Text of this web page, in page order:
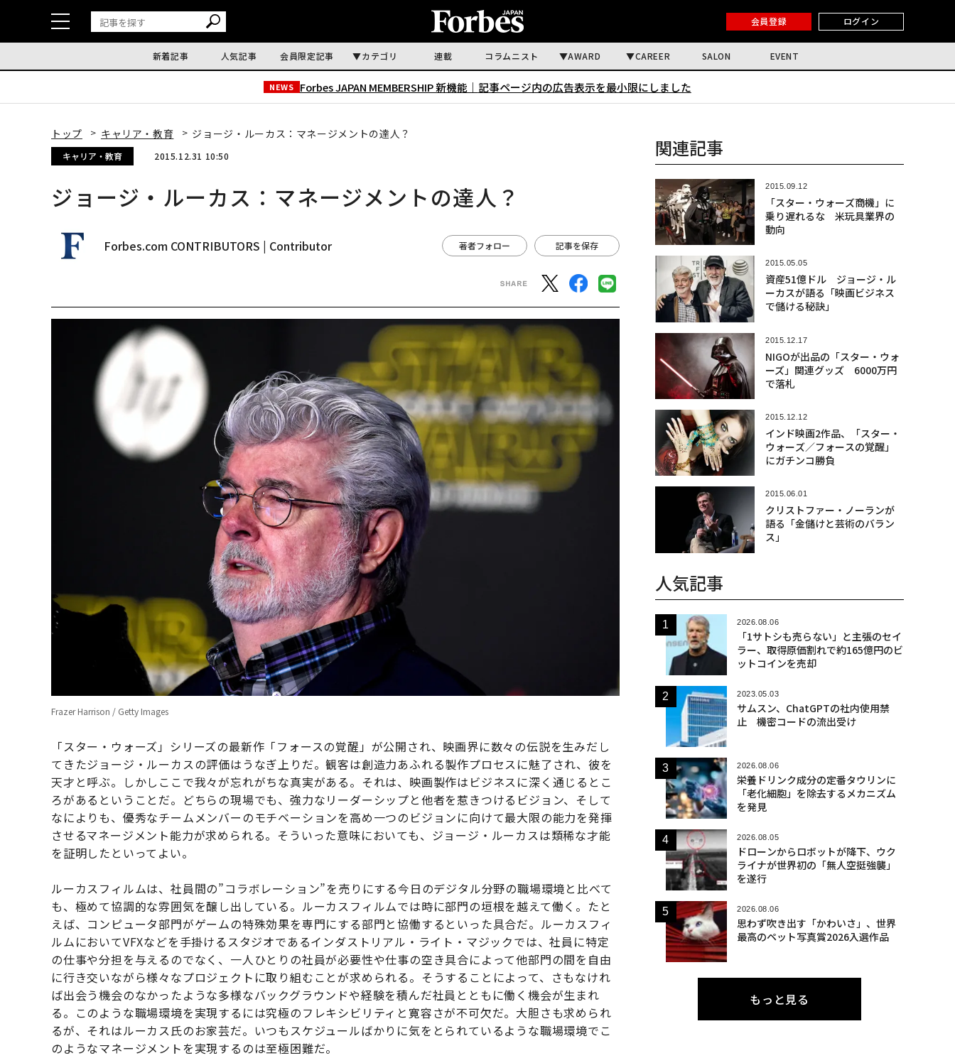
会員登録 ログイン
新着記事 人気記事 会員限定記事 カテゴリ 連載 コラムニスト AWARD CAREER SALON EVENT
NEWS Forbes JAPAN MEMBERSHIP 新機能｜ 記事ページ内の広告表示を最小限にしました
トップ キャリア・教育 ジョージ・ルーカス：マネージメントの達人？
キャリア・教育 2015.12.31 10:50
ジョージ・ルーカス：マネージメントの達人？
Forbes.com CONTRIBUTORS | Contributor 著者フォロー 記事を保存
Frazer Harrison / Getty Images
「スター・ウォーズ」シリーズの最新作「フォースの覚醒」が公開され、映画界に数々の伝説を生みだし
てきたジョージ・ルーカスの評価はうなぎ上りだ。観客は創造力あふれる製作プロセスに魅了され、彼を
天才と呼ぶ。しかしここで我々が忘れがちな真実がある。それは、映画製作はビジネスに深く通じるとこ
ろがあるということだ。どちらの現場でも、強力なリーダーシップと他者を惹きつけるビジョン、そして
なによりも、優秀なチームメンバーのモチベーションを高め一つのビジョンに向けて最大限の能力を発揮
させるマネージメント能力が求められる。そういった意味においても、ジョージ・ルーカスは類稀な才能
を証明したといってよい。
ルーカスフィルムは、社員間の”コラボレーション”を売りにする今日のデジタル分野の職場環境と比べて
も、極めて協調的な雰囲気を醸し出している。ルーカスフィルムでは時に部門の垣根を越えて働く。たと
えば、コンピュータ部門がゲームの特殊効果を専門にする部門と協働するといった具合だ。ルーカスフィ
ルムにおいてVFXなどを手掛けるスタジオであるインダストリアル・ライト・マジックでは、社員に特定
の仕事や分担を与えるのでなく、一人ひとりの社員が必要性や仕事の空き具合によって他部門の間を自由
に行き交いながら様々なプロジェクトに取り組むことが求められる。そうすることによって、さもなけれ
ば出会う機会のなかったような多様なバックグラウンドや経験を積んだ社員とともに働く機会が生まれ
る。このような職場環境を実現するには究極のフレキシビリティと寛容さが不可欠だ。大胆さも求められ
るが、それはルーカス氏のお家芸だ。いつもスケジュールばかりに気をとられているような職場環境でこ
のようなマネージメントを実現するのは至極困難だ。
関連記事
2015.09.12
「スター・ウォーズ商機」に
乗り遅れるな 米玩具業界の
動向
2015.05.05
資産51億ドル ジョージ・ル
ーカスが語る「映画ビジネス
で儲ける秘訣」
2015.12.17
NIGOが出品の「スター・ウォ
ーズ」関連グッズ 6000万円
で落札
2015.12.12
インド映画2作品、「スター・
ウォーズ／フォースの覚醒」
にガチンコ勝負
2015.06.01
クリストファー・ノーランが
語る「金儲けと芸術のバラン
ス」
人気記事
2026.08.06
「1サトシも売らない」と主張のセイ
ラー、取得原価割れで約165億円のビ
ットコインを売却
2023.05.03
サムスン、ChatGPTの社内使用禁
止 機密コードの流出受け
2026.08.06
栄養ドリンク成分の定番タウリンに
「老化細胞」を除去するメカニズム
を発見
2026.08.05
ドローンからロボットが降下、ウク
ライナが世界初の「無人空挺強襲」
を遂行
2026.08.06
思わず吹き出す「かわいさ」、世界
最高のペット写真賞2026入選作品
もっと見る